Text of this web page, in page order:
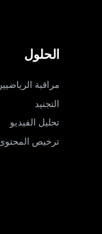
الحلول
مراقبة
التجنيد
تحليل الفيديو
ترخيص